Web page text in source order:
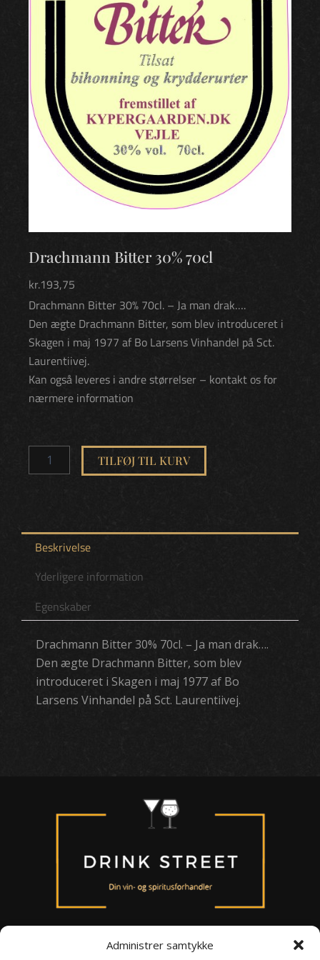
Administrer samtykke
Drachmann Bitter 30% 70cl
kr.193,75
Drachmann Bitter 30% 70cl. – Ja man drak….
Den ægte Drachmann Bitter, som blev introduceret i
Skagen i maj 1977 af Bo Larsens Vinhandel på Sct.
Laurentiivej.
Kan også leveres i andre størrelser – kontakt os for
nærmere information
Bitter
70cl
TILFØJ TIL KURV
Beskrivelse
Yderligere information
Egenskaber
Drachmann Bitter 30% 70cl. – Ja man drak….
Den ægte Drachmann Bitter, som blev
introduceret i Skagen i maj 1977 af Bo
Larsens Vinhandel på Sct. Laurentiivej.